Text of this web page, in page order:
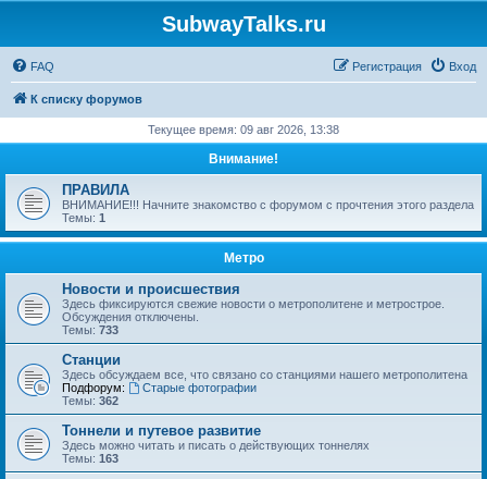
SubwayTalks.ru
FAQ Вход
Регистрация
К списку форумов
Текущее время: 09 авг 2026, 13:38
Внимание!
ПРАВИЛА
ВНИМАНИЕ!!! Начните знакомство с форумом с прочтения этого раздела
Темы: 1
Метро
Новости и происшествия
Здесь фиксируются свежие новости о метрополитене и метрострое.
Обсуждения отключены.
Темы: 733
Станции
Здесь обсуждаем все, что связано со станциями нашего метрополитена
Подфорум:
Старые фотографии
Темы: 362
Тоннели и путевое развитие
Здесь можно читать и писать о действующих тоннелях
Темы: 163